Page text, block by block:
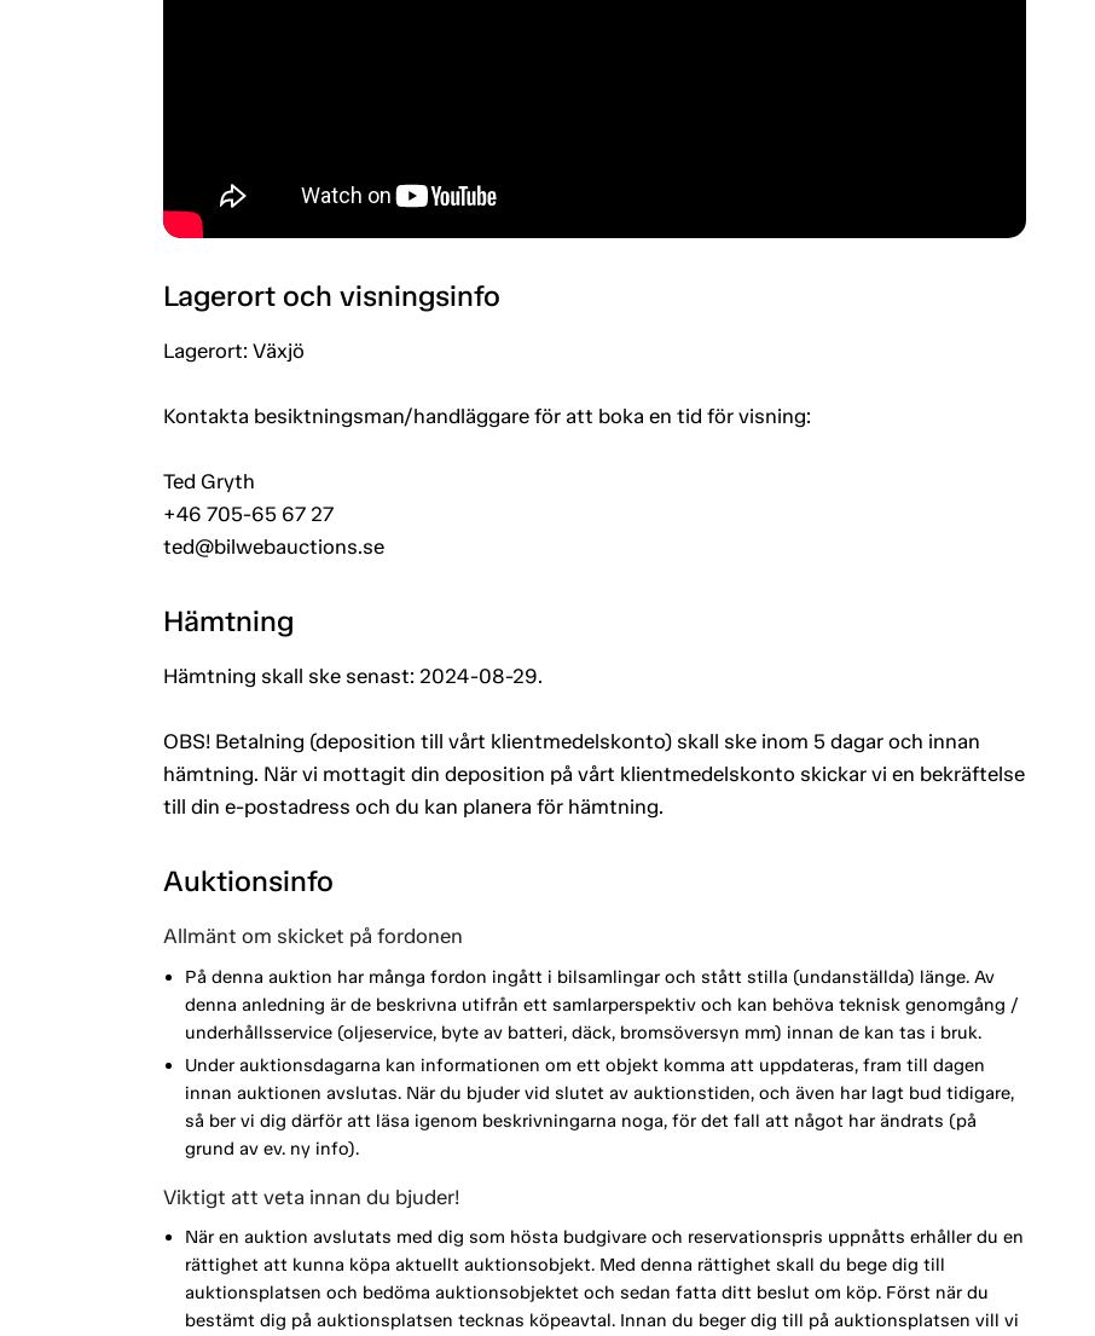
Lagerort och visningsinfo
Lagerort: Växjö
Kontakta besiktningsman/handläggare för att boka en tid för visning:
Ted Gryth
+46 705-65 67 27
ted@bilwebauctions.se
Hämtning
Hämtning skall ske senast: 2024-08-29.
OBS! Betalning (deposition till vårt klientmedelskonto) skall ske inom 5 dagar och innan
hämtning. När vi mottagit din deposition på vårt klientmedelskonto skickar vi en bekräftelse
till din e-postadress och du kan planera för hämtning.
Auktionsinfo
Allmänt om skicket på fordonen
På denna auktion har många fordon ingått i bilsamlingar och stått stilla (undanställda) länge. Av
denna anledning är de beskrivna utifrån ett samlarperspektiv och kan behöva teknisk genomgång /
underhållsservice (oljeservice, byte av batteri, däck, bromsöversyn mm) innan de kan tas i bruk.
Under auktionsdagarna kan informationen om ett objekt komma att uppdateras, fram till dagen
innan auktionen avslutas. När du bjuder vid slutet av auktionstiden, och även har lagt bud tidigare,
så ber vi dig därför att läsa igenom beskrivningarna noga, för det fall att något har ändrats (på
grund av ev. ny info).
Viktigt att veta innan du bjuder!
När en auktion avslutats med dig som hösta budgivare och reservationspris uppnåtts erhåller du en
rättighet att kunna köpa aktuellt auktionsobjekt. Med denna rättighet skall du bege dig till
auktionsplatsen och bedöma auktionsobjektet och sedan fatta ditt beslut om köp. Först när du
bestämt dig på auktionsplatsen tecknas köpeavtal. Innan du beger dig till på auktionsplatsen vill vi